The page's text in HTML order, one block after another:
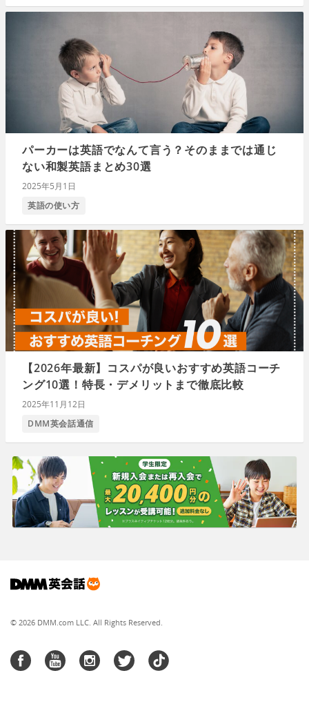
パーカーは英語でなんて言う？そのままでは通じ
ない和製英語まとめ30選
2025年5月1日
英語の使い方
【2026年最新】コスパが良いおすすめ英語コーチ
ング10選！特長・デメリットまで徹底比較
2025年11月12日
DMM英会話通信
© 2026 DMM.com LLC. All Rights Reserved.